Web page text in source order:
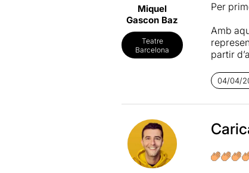
Miquel
Gascon Baz
Teatre
Barcelona
Per
Amb
partir
La
04/04/